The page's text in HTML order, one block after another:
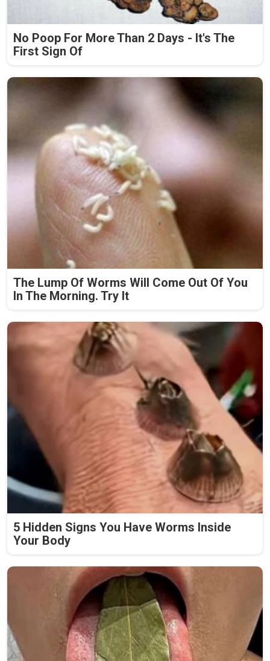
No Poop For More Than 2 Days - It's The
First Sign Of
The Lump Of Worms Will Come Out Of You
In The Morning. Try It
5 Hidden Signs You Have Worms Inside
Your Body